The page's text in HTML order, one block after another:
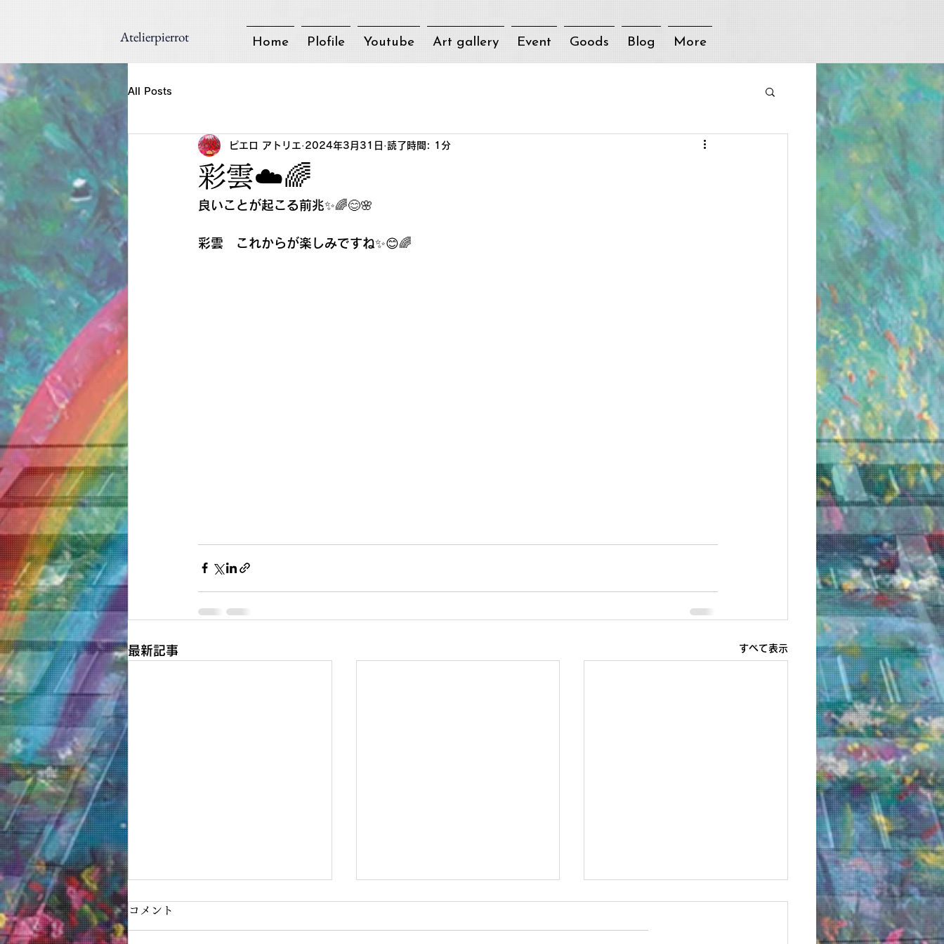
Atelierpierrot Home Plofile Youtube Art gallery Event Goods Blog More
All Posts
彩雲☁️🌈
ピエロ アトリエ 2024年3月31日 読了時間: 1分
良いことが起こる前兆✨🌈😊🌸
彩雲　これからが楽しみですね✨😊🌈
最新記事 すべて表示
コメント